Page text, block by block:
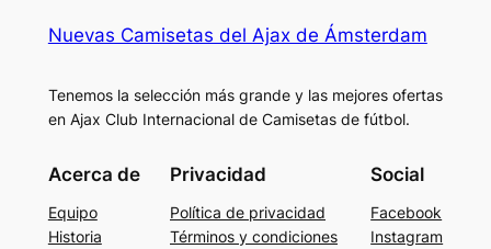
Nuevas Camisetas del Ajax de Ámsterdam
Tenemos la selección más grande y las mejores ofertas
en Ajax Club Internacional de Camisetas de fútbol.
Acerca de
Equipo
Historia
Privacidad
Política de privacidad
Términos y condiciones
Social
Facebook
Instagram